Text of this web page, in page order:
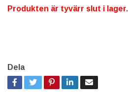
Produkten är tyvärr slut i lager.
Dela